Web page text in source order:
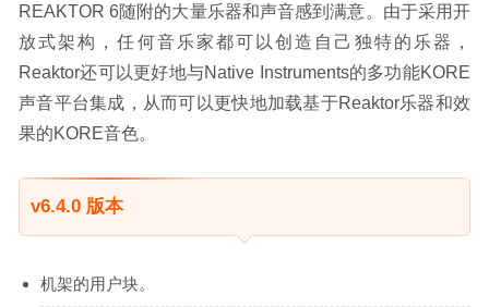
REAKTOR 6随附的大量乐器和声音感到满意。由于采用开
放式架构，任何音乐家都可以创造自己独特的乐器，
Reaktor还可以更好地与Native Instruments的多功能KORE
声音平台集成，从而可以更快地加载基于Reaktor乐器和效
果的KORE音色。
v6.4.0 版本
机架的用户块。